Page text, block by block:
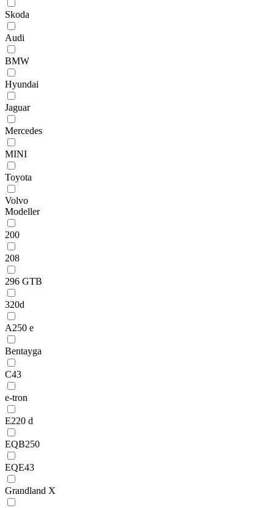
Skoda
Audi
BMW
Hyundai
Jaguar
Mercedes
MINI
Toyota
Volvo
Modeller
200
208
296 GTB
320d
A250 e
Bentayga
C43
e-tron
E220 d
EQB250
EQE43
Grandland X